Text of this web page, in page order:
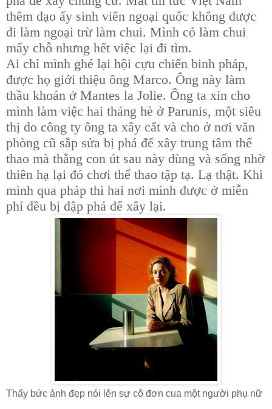
thêm dạo ấy sinh viên ngoại quốc không được
đi làm ngoại trừ làm chui. Mình có làm chui
mấy chỗ nhưng hết việc lại đi tìm.
Ai chỉ mình ghé lại hội cựu chiến binh pháp,
được họ giới thiệu ông Marco. Ông này làm
thầu khoán ở Mantes la Jolie. Ông ta xin cho
mình làm việc hai tháng hè ở Parunis, một siêu
thị do công ty ông ta xây cất và cho ở nơi văn
phòng cũ sắp sửa bị phá để xây trung tâm thể
thao mà thằng con út sau này dùng và sống nhờ
thiên hạ lại đó chơi thể thao tập tạ. Lạ thật. Khi
mình qua pháp thì hai nơi mình được ở miễn
phí đều bị đập phá để xây lại.
Thấy bức ảnh đẹp nói lên sự cô đơn cua một người phụ nữ